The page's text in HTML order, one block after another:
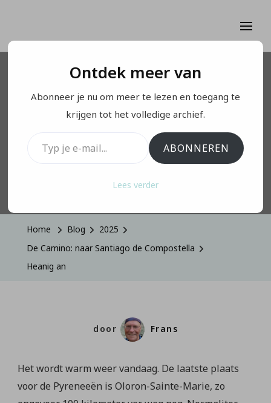
DE CAMINO: NAAR SANTIAGO DE COMPOSTELLA
Heanig an
Home Blog
2025
De Camino: naar Santiago de Compostella
Heanig an
door Frans
Het wordt warm weer vandaag. De laatste plaats
voor de Pyreneeën is Oloron-Sainte-Marie, zo
Ontdek meer van
Abonneer je nu om meer te lezen en toegang te
krijgen tot het volledige archief.
Typ je e-mail...
ABONNEREN
Lees verder